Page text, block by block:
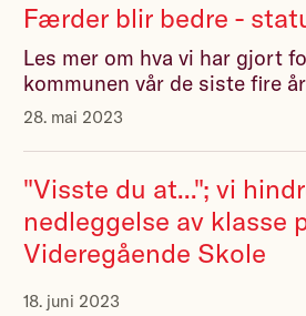
Færder blir bedre -
28. mai 2023
Les mer om hva vi har gjort
kommunen vår de siste fire
"Visste du at..."; vi
nedleggelse av klasse
Videregående Skole
18. juni 2023